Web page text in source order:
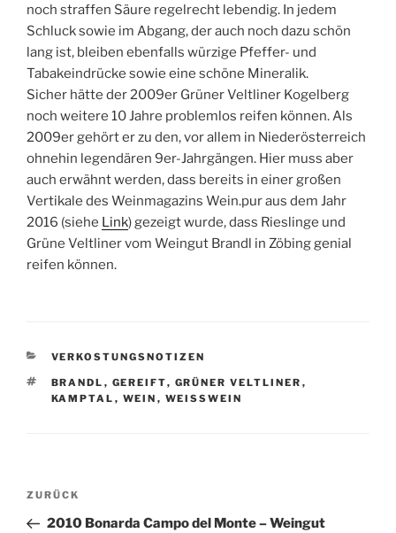
noch straffen Säure regelrecht lebendig. In jedem
Schluck sowie im Abgang, der auch noch dazu schön
lang ist, bleiben ebenfalls würzige Pfeffer- und
Tabakeindrücke sowie eine schöne Mineralik.
Sicher hätte der 2009er Grüner Veltliner Kogelberg
noch weitere 10 Jahre problemlos reifen können. Als
2009er gehört er zu den, vor allem in Niederösterreich
ohnehin legendären 9er-Jahrgängen. Hier muss aber
auch erwähnt werden, dass bereits in einer großen
Vertikale des Weinmagazins Wein.pur aus dem Jahr
2016 (siehe Link) gezeigt wurde, dass Rieslinge und
Grüne Veltliner vom Weingut Brandl in Zöbing genial
reifen können.
KATEGORIEN
VERKOSTUNGSNOTIZEN
SCHLAGWÖRTER
BRANDL , GEREIFT, GRÜNER VELTLINER ,
KAMPTAL , WEIN , WEISSWEIN
Beitragsnavigation
Vorheriger
Beitrag
ZURÜCK
2010 Bonarda Campo del Monte – Weingut